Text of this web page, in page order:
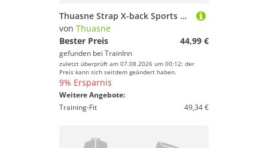
Thuasne Strap X-back Sports Top Schwarz 90 / D Frau
von Thuasne
Bester Preis
44,99 €
gefunden bei TrainInn
zuletzt überprüft am 07.08.2026 um 00:12; der
Preis kann sich seitdem geändert haben.
9% Ersparnis
Weitere Angebote:
Training-Fit
49,34 €